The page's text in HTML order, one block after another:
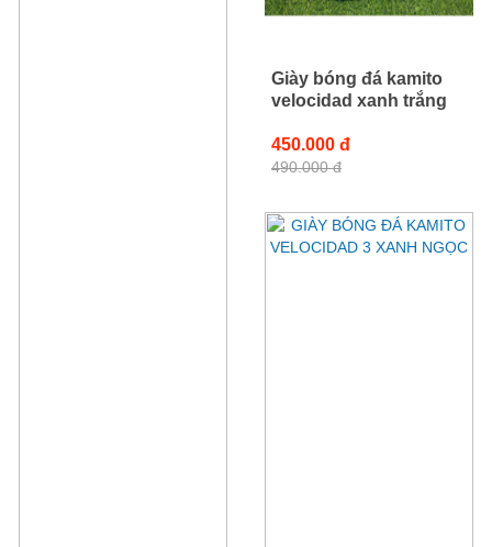
Giày bóng đá kamito
velocidad xanh trắng
450.000 đ
490.000 đ